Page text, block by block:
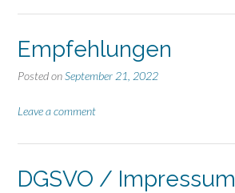
Empfehlungen
Posted onSeptember 21, 2022
Leave a comment
DGSVO / Impressum